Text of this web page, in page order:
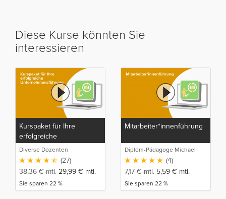
Diese Kurse könnten Sie
interessieren
Kurspaket für Ihre
erfolgreiche
Unternehmensführung
Diverse Dozenten
(27)
38,36€mtl. 29,99 € mtl.
Sie sparen 22 %
Mitarbeiter*innenführung
Diplom-Pädagoge Michael
Hübler
(4)
7,17€mtl. 5,59 € mtl.
Sie sparen 22 %